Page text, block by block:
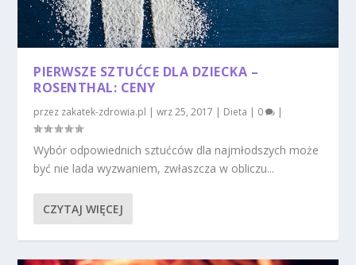
PIERWSZE SZTUĆCE DLA DZIECKA –
ROSENTHAL: CENY
przez zakatek-zdrowia.pl |wrz 25, 2017 | Dieta | 0 |
Wybór odpowiednich sztućców dla najmłodszych może
być nie lada wyzwaniem, zwłaszcza w obliczu...
CZYTAJ WIĘCEJ